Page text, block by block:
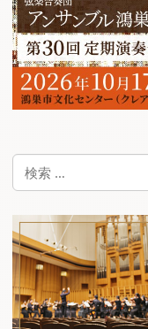
ー
シ
ョ
ン
検